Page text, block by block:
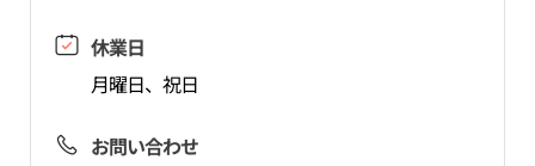
休業日
月曜日、祝日
お問い合わせ